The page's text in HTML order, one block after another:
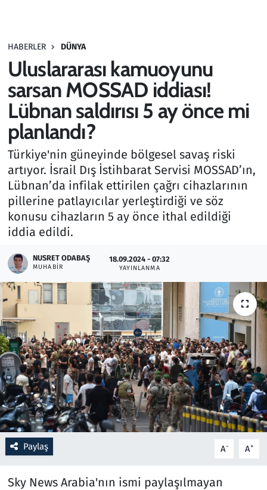
HABERLER DÜNYA
Uluslararası kamuoyunu
sarsan MOSSAD iddiası!
Lübnan saldırısı 5 ay önce mi
planlandı?
Türkiye'nin güneyinde bölgesel savaş riski
artıyor. İsrail Dış İstihbarat Servisi MOSSAD’ın,
Lübnan’da infilak ettirilen çağrı cihazlarının
pillerine patlayıcılar yerleştirdiği ve söz
konusu cihazların 5 ay önce ithal edildiği
iddia edildi.
NUSRET ODABAŞ
MUHABIR
18.09.2024 - 07:32
YAYINLANMA
Paylaş A- A+
Sky News Arabia'nın ismi paylaşılmayan
Haber
Kültür Sanat
Kurumsal Haberler
Lezzet Durağı
Memur ve Kamu
Otomobil
Oyun
Ramazan
Resmi İlanlar
Rüya Tabirleri
Sağlık
Savunma Sanayi
Seçim 2023
Spor
Teknoloji ve Bilim